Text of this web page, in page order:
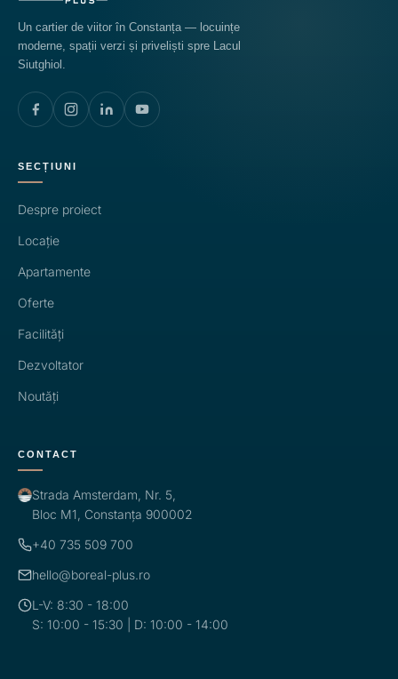
Un cartier de viitor în Constanța — locuințe
moderne, spații verzi și priveliști spre Lacul
Siutghiol.
SECȚIUNI
Despre proiect
Locație
Apartamente
Oferte
Facilități
Dezvoltator
Noutăți
CONTACT
Strada Amsterdam, Nr. 5,
Bloc M1, Constanța 900002
+40 735 509 700
hello@boreal-plus.ro
L-V: 8:30 - 18:00
S: 10:00 - 15:30 | D: 10:00 - 14:00